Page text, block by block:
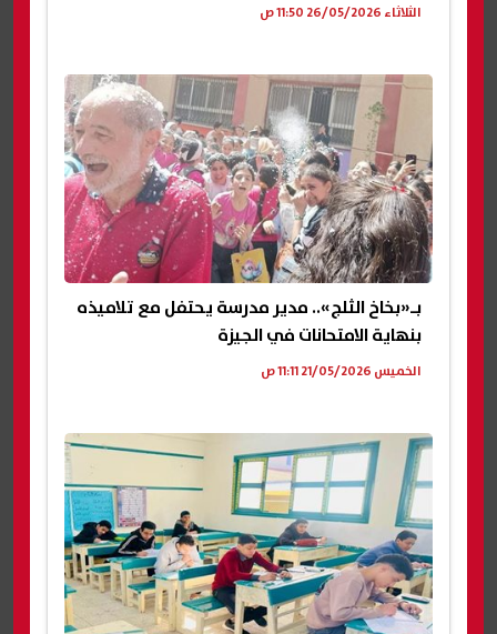
الثلاثاء 26/05/2026 11:50 ص
بـ«بخاخ الثلج».. مدير مدرسة يحتفل مع تلاميذه
بنهاية الامتحانات في الجيزة
الخميس 21/05/2026 11:11 ص